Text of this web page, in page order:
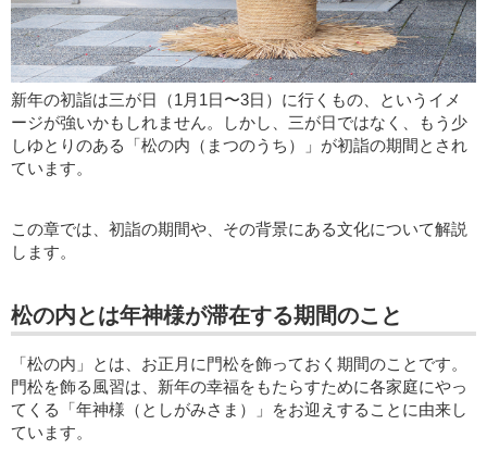
新年の初詣は三が日（1月1日〜3日）に行くもの、というイメ
ージが強いかもしれません。しかし、三が日ではなく、もう少
しゆとりのある「松の内（まつのうち）」が初詣の期間とされ
ています。
この章では、初詣の期間や、その背景にある文化について解説
します。
松の内とは年神様が滞在する期間のこと
「松の内」とは、お正月に門松を飾っておく期間のことです。
門松を飾る風習は、新年の幸福をもたらすために各家庭にやっ
てくる「年神様（としがみさま）」をお迎えすることに由来し
ています。